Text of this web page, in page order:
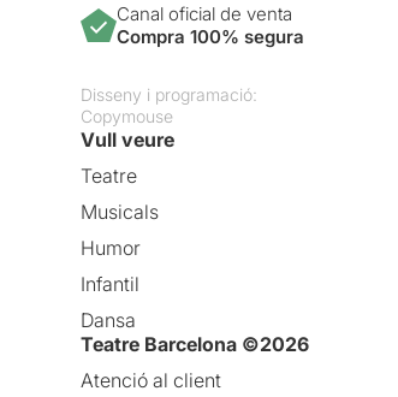
Canal oficial de venta
Compra 100% segura
Disseny i programació:
Copymouse
Vull veure
Teatre
Musicals
Humor
Infantil
Dansa
Teatre Barcelona ©2026
Atenció al client